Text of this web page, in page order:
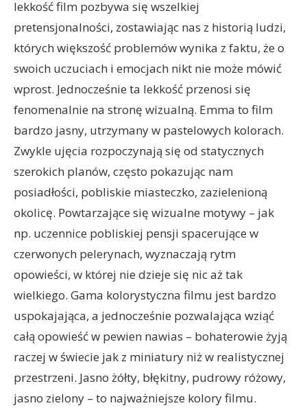
lekkość film pozbywa się wszelkiej
pretensjonalności, zostawiając nas z historią ludzi,
których większość problemów wynika z faktu, że o
swoich uczuciach i emocjach nikt nie może mówić
wprost. Jednocześnie ta lekkość przenosi się
fenomenalnie na stronę wizualną. Emma to film
bardzo jasny, utrzymany w pastelowych kolorach.
Zwykle ujęcia rozpoczynają się od statycznych
szerokich planów, często pokazując nam
posiadłości, pobliskie miasteczko, zazielenioną
okolicę. Powtarzające się wizualne motywy – jak
np. uczennice pobliskiej pensji spacerujące w
czerwonych pelerynach, wyznaczają rytm
opowieści, w której nie dzieje się nic aż tak
wielkiego. Gama kolorystyczna filmu jest bardzo
uspokajająca, a jednocześnie pozwalająca wziąć
całą opowieść w pewien nawias – bohaterowie żyją
raczej w świecie jak z miniatury niż w realistycznej
przestrzeni. Jasno żółty, błękitny, pudrowy różowy,
jasno zielony – to najważniejsze kolory filmu.